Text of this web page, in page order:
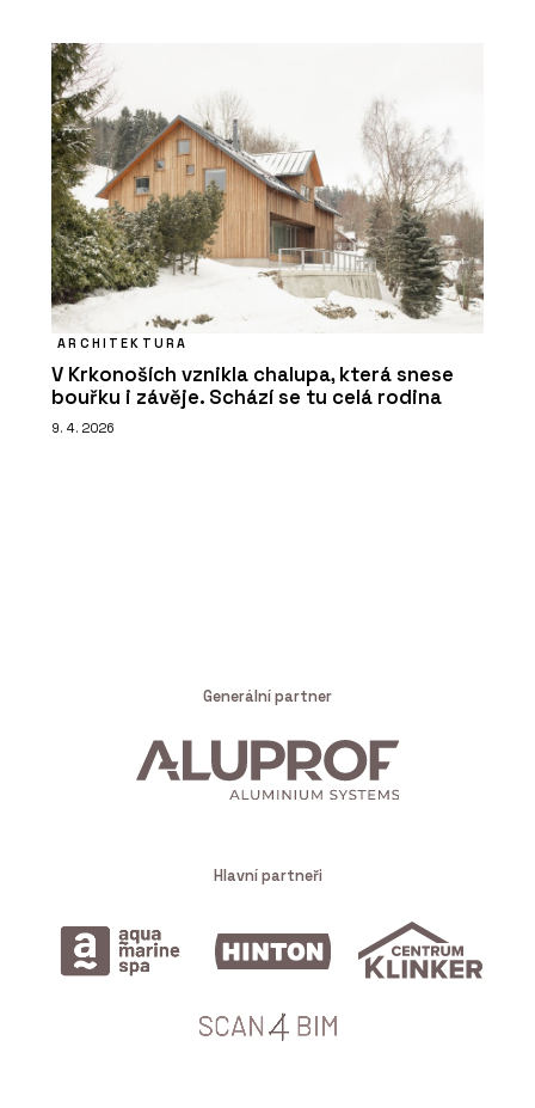
ARCHITEKTURA
V Krkonoších vznikla chalupa, která snese
bouřku i závěje. Schází se tu celá rodina
9. 4. 2026
Generální partner
Hlavní partneři